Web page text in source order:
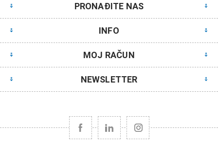
PRONAĐITE NAS
INFO
MOJ RAČUN
NEWSLETTER